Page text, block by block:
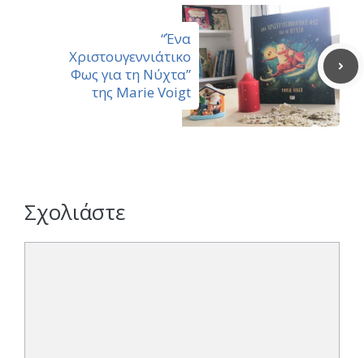
“Ένα
Χριστουγεννιάτικο
Φως για τη Νύχτα”
της Marie Voigt
Σχολιάστε